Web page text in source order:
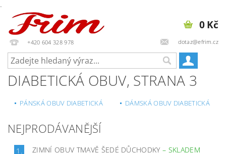
.
+420 604 328 978 dotaz@efrim.cz
0 Kč
DIABETICKÁ OBUV, STRANA 3
PÁNSKÁ OBUV DIABETICKÁ DÁMSKÁ OBUV DIABETICKÁ
NEJPRODÁVANĚJŠÍ
1. ZIMNÍ OBUV TMAVĚ ŠEDÉ DŮCHODKY– SKLADEM